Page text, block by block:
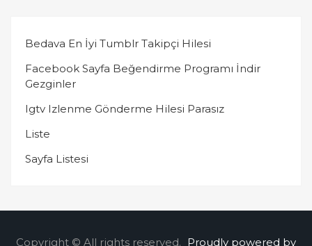
Bedava En İyi Tumblr Takipçi Hilesi
Facebook Sayfa Beğendirme Programı İndir
Gezginler
Igtv Izlenme Gönderme Hilesi Parasız
Liste
Sayfa Listesi
Copyright © All rights reserved. Proudly powered by